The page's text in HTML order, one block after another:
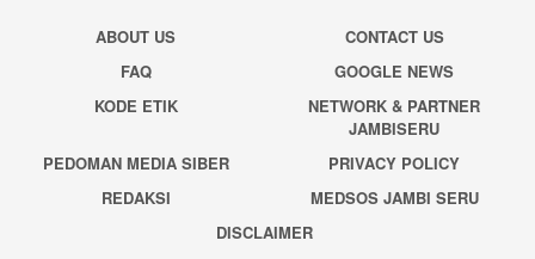
ABOUT US
CONTACT US
FAQ
GOOGLE NEWS
KODE ETIK
NETWORK & PARTNER
JAMBISERU
PEDOMAN MEDIA SIBER
PRIVACY POLICY
REDAKSI
MEDSOS JAMBI SERU
DISCLAIMER